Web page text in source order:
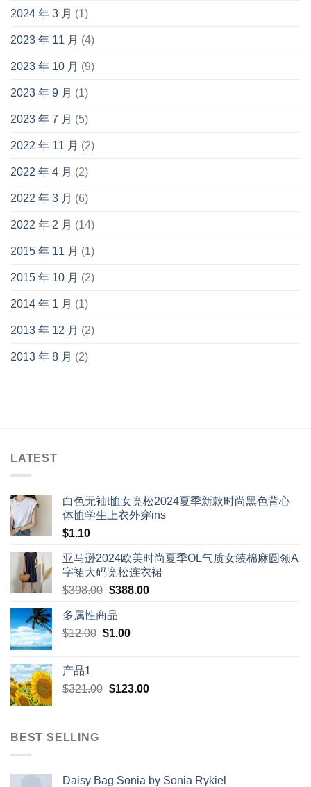
2024 年 3 月 (1)
2023 年 11 月 (4)
2023 年 10 月 (9)
2023 年 9 月 (1)
2023 年 7 月 (5)
2022 年 11 月 (2)
2022 年 4 月 (2)
2022 年 3 月 (6)
2022 年 2 月 (14)
2015 年 11 月 (1)
2015 年 10 月 (2)
2014 年 1 月 (1)
2013 年 12 月 (2)
2013 年 8 月 (2)
LATEST
白色无袖t恤女宽松2024夏季新款时尚黑色背心
体恤学生上衣外穿ins
$1.10
亚马逊2024欧美时尚夏季OL气质女装棉麻圆领A
字裙大码宽松连衣裙
$398.00 Original
was:
$398.00.
$388.00Current
多属性商品
$12.00 Original
$1.00Current
产品1
$321.00 Original
$123.00Current
BEST SELLING
Daisy Bag Sonia by Sonia Rykiel